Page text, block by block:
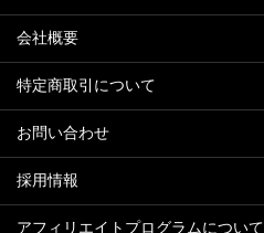
会社概要
特定商取引について
お問い合わせ
採用情報
アフィリエイトプログラムについて